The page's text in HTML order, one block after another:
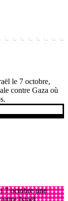
le 7 octobre,
contre Gaza où
7 octobre une